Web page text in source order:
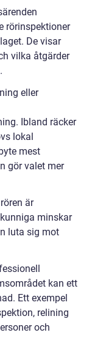
rörinspektioner
De visar
vilka åtgärder
eller
Ibland räcker
lokal
mest
gör valet mer
är
minskar
luta sig mot
kan ett
Ett exempel
relining
och